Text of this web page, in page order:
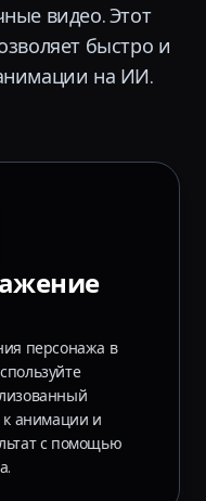
видео. Этот
быстро и
на ИИ.
персонажа в
к анимации и
с помощью